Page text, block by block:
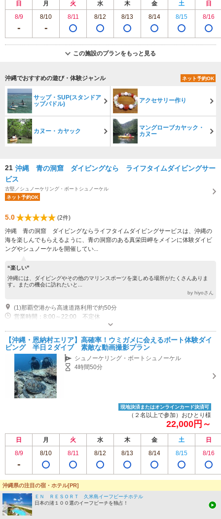
日 月 火 水 木 金 土
日
8/9
8/10 8/11 8/12 8/13 8/14 8/15 8/16
この施設のプランをもっと見る
沖縄でおすすめの遊び・体験ジャンル ネット予約OK
サップ・SUP(スタンドア
ップパドル)
アクセサリー作り
カヌー・カヤック
マングローブカヤック・
カヌー
21 沖縄 青の洞窟 ダイビングなら ライフタイムダイビングサー
ビス
古堅／シュノーケリング・ボートシュノーケル
ネット予約OK
5.0
(2件)
沖縄 青の洞窟 ダイビングならライフタイムダイビングサービスは、沖縄の
海を楽しんでもらえるように、青の洞窟のある真栄田岬をメインに体験ダイビ
ングやシュノーケルを開催してい...
“楽しい”
沖縄には、ダイビングやその他のマリンスポーツを楽しめる場所がたくさんありま
す。またの機会に訪れたいと...
by hiyoさん
(1)那覇空港から高速道路利用で約50分
営業時間：8:00～22:00 不定休
【沖縄・恩納村エリア】高確率！ウミガメに会えるボート体験ダイ
ビング 半日２ダイブ 素敵な動画撮影プラン
シュノーケリング・ボートシュノーケル
4時間50分
現地決済またはオンラインカード決済可
（２名以上で参加）おひとり様
22,000円～
日 月 火 水 木 金 土
日
8/9
8/10 8/11 8/12 8/13 8/14 8/15 8/16
この施設のプランをもっと見る
22 Nature Guide Double Rainbow ネイチャーガイド ダブ...
沖縄県の注目の宿・ホテル[PR]
ＥＮ ＲＥＳＯＲＴ 久米島イーフビーチホテル
日本の渚１００選のイーフビーチを独占！